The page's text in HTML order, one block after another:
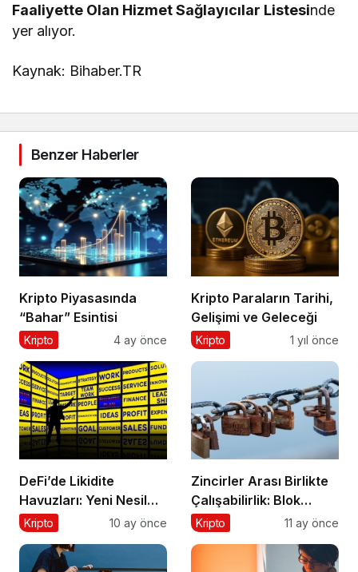
Faaliyette Olan Hizmet Sağlayıcılar Listesinde
yer alıyor.
Kaynak: Bihaber.TR
Benzer Haberler
Kripto Piyasasında
“Bahar” Esintisi
Kripto 4 ay önce
Kripto Paraların Tarihi,
Gelişimi ve Geleceği
Kripto 1 yıl önce
DeFi’de Likidite
Havuzları: Yeni Nesil
Finansın Kalbi
Kripto 10 ay önce
Zincirler Arası Birlikte
Çalışabilirlik: Blok
Zincirlerin Geleceği
Kripto 11 ay önce